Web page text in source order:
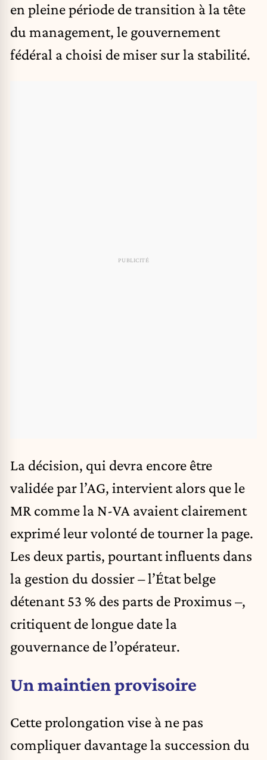
en pleine période de transition à la tête
du management, le gouvernement
fédéral a choisi de miser sur la stabilité.
La décision, qui devra encore être
validée par l’AG, intervient alors que le
MR comme la N-VA avaient clairement
exprimé leur volonté de tourner la page.
Les deux partis, pourtant influents dans
la gestion du dossier – l’État belge
détenant 53 % des parts de Proximus –,
critiquent de longue date la
gouvernance de l’opérateur.
Un maintien provisoire
Cette prolongation vise à ne pas
compliquer davantage la succession du